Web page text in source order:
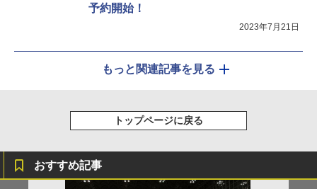
予約開始！
2023年7月21日
もっと関連記事を見る
トップページに戻る
おすすめ記事